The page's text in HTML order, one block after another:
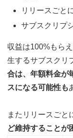
リリースごと
サブスクリプ
収益は100%もら
生するサブスクリ
合は、年額料金が
スになる可能性も
またリリースごと
ど維持することが